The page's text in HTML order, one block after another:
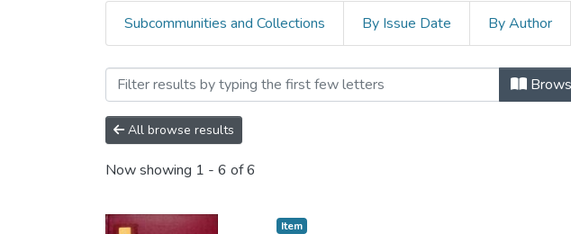
Subcommunities and Collections By Issue Date By Author
Browsing Repositorio Cultural - BCRD
All browse results
Now showing 1 - 6 of 6
Item